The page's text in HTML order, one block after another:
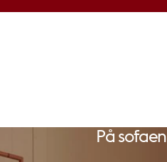
På sofaen